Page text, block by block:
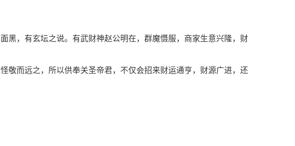
黑，有玄坛之说。有武财神赵公明在，群魔慑服，商家生意兴隆，财
敬而远之，所以供奉关圣帝君，不仅会招来财运通亨，财源广进，还